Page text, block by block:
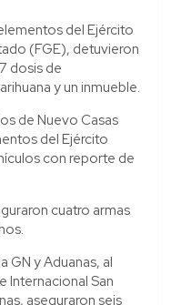
del Ejército
(FGE), detuvieron
dosis de
y un inmueble.
de Nuevo Casas
del Ejército
con reporte de
cuatro armas
GN y Aduanas, al
Internacional San
aseguraron seis